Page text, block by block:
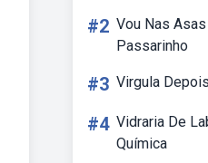
#2 Vou Nas
Passarinho
#3 Virgula
#4 Vidraria De
Química